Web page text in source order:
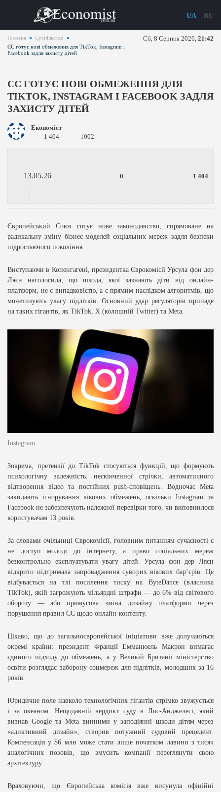
UA RU
Головна
Суспільство
ЄС готує нові обмеження для TikTok, Instagram і
Facebook задля захисту дітей
Сб, 8 Серпня 2026, 21:42
ЄС ГОТУЄ НОВІ ОБМЕЖЕННЯ ДЛЯ
TIKTOK, INSTAGRAM І FACEBOOK ЗАДЛЯ
ЗАХИСТУ ДІТЕЙ
Економіст
1 404
1002
13.05.26 0 1 404
Європейський Союз готує нове законодавство, спрямоване на
радикальну зміну бізнес-моделей соціальних мереж задля безпеки
підростаючого покоління.
Виступаючи в Копенгагені, президентка Єврокомісії Урсула фон дер
Ляєн наголосила, що шкода, якої зазнають діти від онлайн-
платформ, не є випадковістю, а є прямим наслідком алгоритмів, що
монетизують увагу підлітків. Основний удар регуляторів припаде
на таких гігантів, як TikTok, X (колишній Twitter) та Meta.
Instagram
Зокрема, претензії до TikTok стосуються функцій, що формують
психологічну залежність: нескінченної стрічки, автоматичного
відтворення відео та постійних push-сповіщень. Водночас Meta
закидають ігнорування вікових обмежень, оскільки Instagram та
Facebook не забезпечують належної перевірки того, чи виповнилося
користувачам 13 років.
За словами очільниці Єврокомісії, головним питанням сучасності є
не доступ молоді до інтернету, а право соціальних мереж
безконтрольно експлуатувати увагу дітей. Урсула фон дер Ляєн
відкрито підтримала запровадження суворих вікових бар’єрів. Це
відбувається на тлі посилення тиску на ByteDance (власника
TikTok), якій загрожують мільярдні штрафи — до 6% від світового
обороту — або примусова зміна дизайну платформи через
порушення правил ЄС щодо онлайн-контенту.
Цікаво, що до загальноєвропейської ініціативи вже долучаються
окремі країни: президент Франції Емманюель Макрон вимагає
єдиного підходу до обмежень, а у Великій Британії міністерство
освіти розглядає заборону соцмереж для підлітків, молодших за 16
років.
Юридичне поле навколо технологічних гігантів стрімко звужується
і за океаном. Нещодавній вердикт суду в Лос-Анджелесі, який
визнав Google та Meta винними у заподіянні шкоди дітям через
«адиктивний дизайн», створив потужний судовий прецедент.
Компенсація у $6 млн може стати лише початком лавини з тисяч
аналогічних позовів, що змусить компанії переглянути свою
архітектуру.
Враховуючи, що Європейська комісія вже висунула офіційні